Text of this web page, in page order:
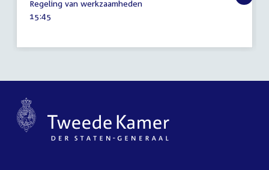
mei
2021
Regeling van werkzaamheden
Tijd
15:45